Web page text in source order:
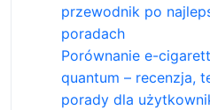
przewodnik po
poradach
Porównanie e-
quantum – recenzja,
porady dla